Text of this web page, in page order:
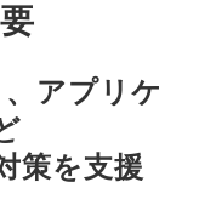
アプリケ
策を支援